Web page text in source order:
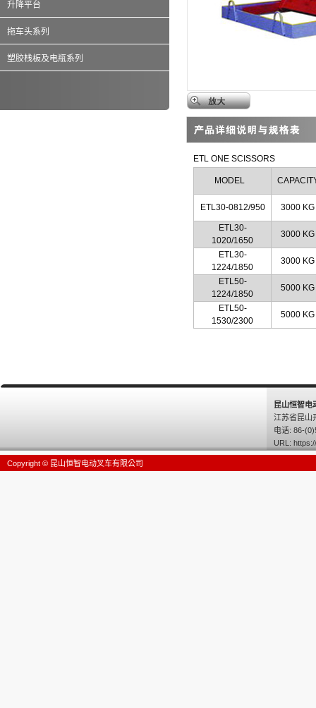
升降平台
拖车头系列
塑胶栈板及电瓶系列
ETL ONE SCISSORS
MODEL
ETL30-0812/950 3000 KG
ETL30-
1020/1650
3000 KG
ETL30-
1224/1850
3000 KG
ETL50-
1224/1850
5000 KG
ETL50-
1530/2300
5000 KG
昆山恒智电
江苏省昆山
电话: 86-
URL:
Copyright © 昆山恒智电动叉车有限公司